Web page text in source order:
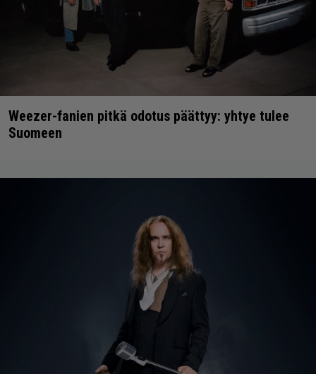
Weezer-fanien pitkä odotus päättyy: yhtye tulee
Suomeen